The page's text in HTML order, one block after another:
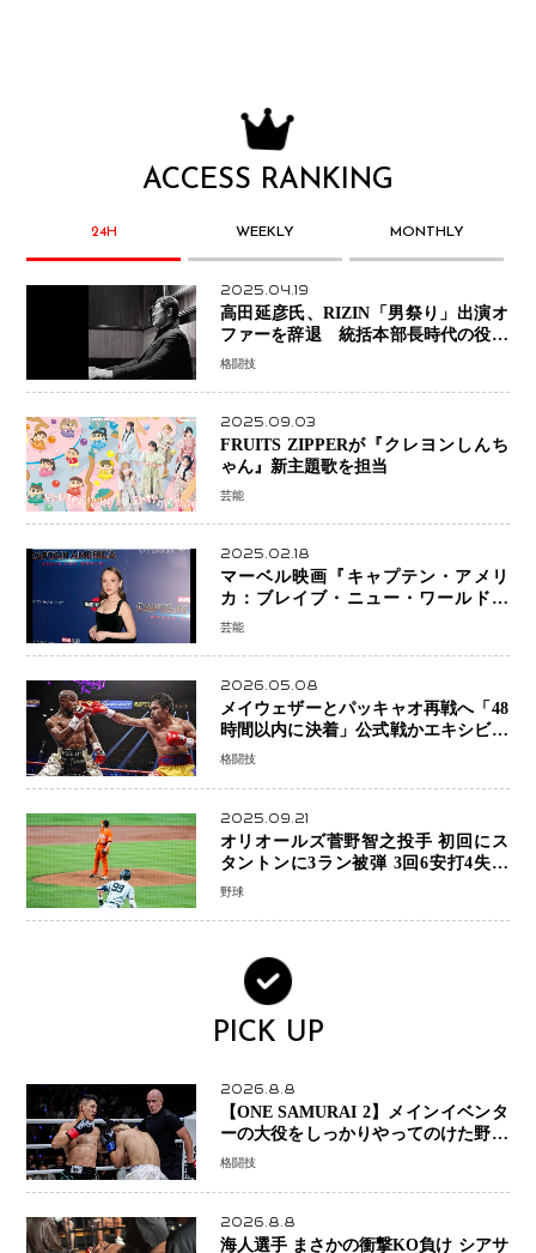
ACCESS RANKING
24H WEEKLY MONTHLY
2025.04.19
高田延彦氏、RIZIN「男祭り」出演オ
ファーを辞退 統括本部長時代の役目
「すでに終えています」と明言
格闘技
2025.09.03
FRUITS ZIPPERが『クレヨンしんち
ゃん』新主題歌を担当
芸能
2025.02.18
マーベル映画『キャプテン・アメリ
カ：ブレイブ・ニュー・ワールド』
新ブラック・ウィドウ役のシラ・ハー
芸能
2026.05.08
メイウェザーとパッキャオ再戦へ「48
時間以内に決着」公式戦かエキシビシ
ョンか混迷続く
格闘技
2025.09.21
オリオールズ菅野智之投手 初回にス
タントンに3ラン被弾 3回6安打4失点
で降板
野球
PICK UP
2026.8.8
【ONE SAMURAI 2】メインイベンタ
ーの大役をしっかりやってのけた野杁
正明が衝撃のリベンジ！ リウ・メン
ーで完全決着
格闘技
2026.8.8
海人選手 まさかの衝撃KO負け シアサ